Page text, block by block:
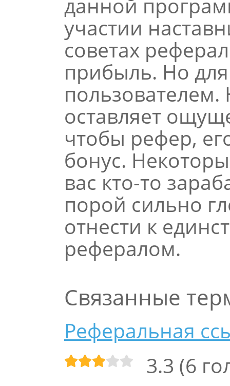
участии
советах
прибыль. Но
оставляет
чтобы рефер,
бонус.
вас кто-то
порой сильно
отнести к
рефералом.
Связанные
Реферальная
3.3 (6